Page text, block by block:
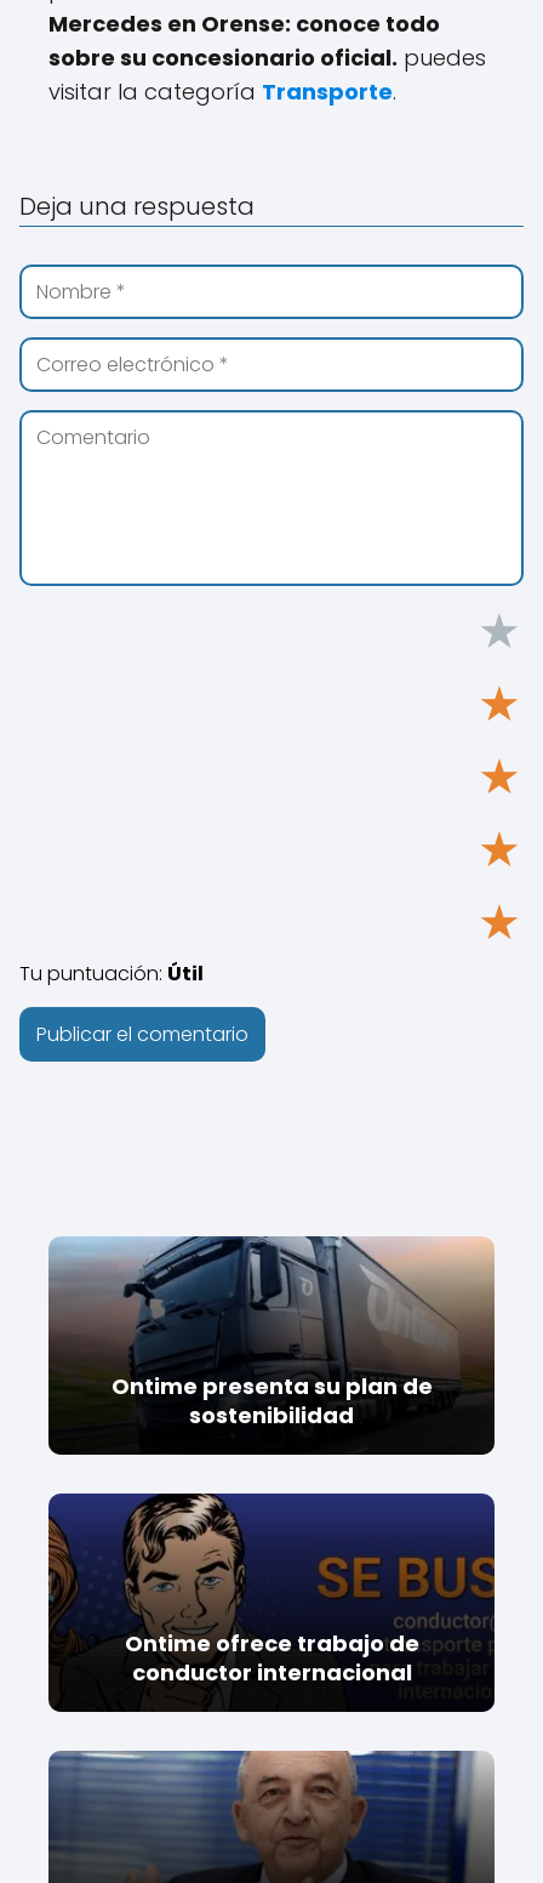
Mercedes en Orense: conoce todo
sobre su concesionario oficial. puedes
visitar la categoría Transporte.
Deja una respuesta
★
★
★
★
★
Tu puntuación: Útil
Ontime presenta su plan de
sostenibilidad
Ontime ofrece trabajo de
conductor internacional